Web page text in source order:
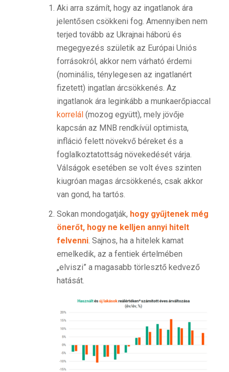
Aki arra számít, hogy az ingatlanok ára
jelentősen csökkeni fog. Amennyiben nem
terjed tovább az Ukrajnai háború és
megegyezés születik az Európai Uniós
forrásokról, akkor nem várható érdemi
(nominális, ténylegesen az ingatlanért
fizetett) ingatlan árcsökkenés. Az
ingatlanok ára leginkább a munkaerőpiaccal
korrelál(mozog együtt), mely jövője
kapcsán az MNB rendkívül optimista,
infláció felett növekvő béreket és a
foglalkoztatottság növekedését várja.
Válságok esetében se volt éves szinten
kiugróan magas árcsökkenés, csak akkor
van gond, ha tartós.
Sokan mondogatják, hogy gyűjtenek még
önerőt, hogy ne kelljen annyi hitelt
felvenni. Sajnos, ha a hitelek kamat
emelkedik, az a fentiek értelmében
„elviszi” a magasabb törlesztő kedvező
hatását.